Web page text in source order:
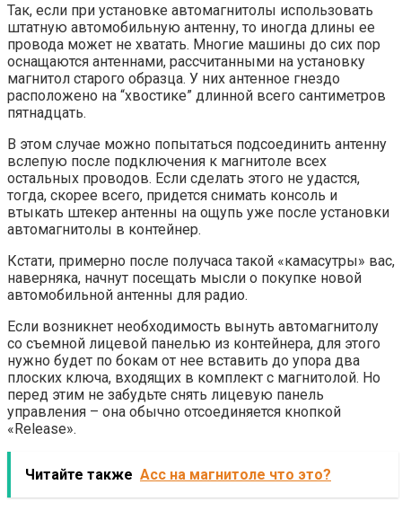
Так, если при установке автомагнитолы использовать
штатную автомобильную антенну, то иногда длины ее
провода может не хватать. Многие машины до сих пор
оснащаются антеннами, рассчитанными на установку
магнитол старого образца. У них антенное гнездо
расположено на “хвостике” длинной всего сантиметров
пятнадцать.
В этом случае можно попытаться подсоединить антенну
вслепую после подключения к магнитоле всех
остальных проводов. Если сделать этого не удастся,
тогда, скорее всего, придется снимать консоль и
втыкать штекер антенны на ощупь уже после установки
автомагнитолы в контейнер.
Кстати, примерно после получаса такой «камасутры» вас,
наверняка, начнут посещать мысли о покупке новой
автомобильной антенны для радио.
Если возникнет необходимость вынуть автомагнитолу
со съемной лицевой панелью из контейнера, для этого
нужно будет по бокам от нее вставить до упора два
плоских ключа, входящих в комплект с магнитолой. Но
перед этим не забудьте снять лицевую панель
управления – она обычно отсоединяется кнопкой
«Release».
Читайте также Асс на магнитоле что это?